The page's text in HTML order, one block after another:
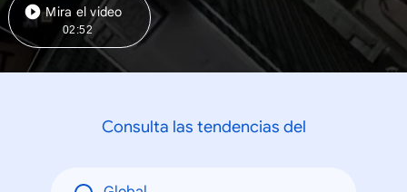
Mira el video
02:52
Consulta las tendencias del